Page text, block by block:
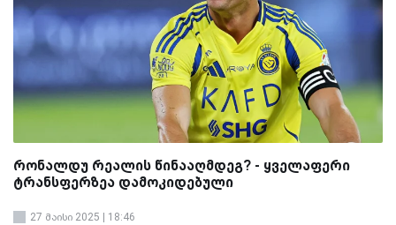
რონალდუ რეალის წინააღმდეგ? - ყველაფერი
ტრანსფერზეა დამოკიდებული
27 მაისი 2025 | 18:46